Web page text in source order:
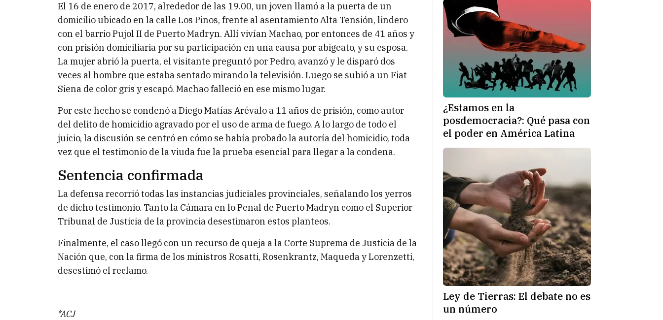
El 16 de enero de 2017, alrededor de las 19.00, un joven llamó a la puerta de un
domicilio ubicado en la calle Los Pinos, frente al asentamiento Alta Tensión, lindero
con el barrio Pujol II de Puerto Madryn. Allí vivían Machao, por entonces de 41 años y
con prisión domiciliaria por su participación en una causa por abigeato, y su esposa.
La mujer abrió la puerta, el visitante preguntó por Pedro, avanzó y le disparó dos
veces al hombre que estaba sentado mirando la televisión. Luego se subió a un Fiat
Siena de color gris y escapó. Machao falleció en ese mismo lugar.
Por este hecho se condenó a Diego Matías Arévalo a 11 años de prisión, como autor
del delito de homicidio agravado por el uso de arma de fuego. A lo largo de todo el
juicio, la discusión se centró en cómo se había probado la autoría del homicidio, toda
vez que el testimonio de la viuda fue la prueba esencial para llegar a la condena.
Sentencia confirmada
La defensa recorrió todas las instancias judiciales provinciales, señalando los yerros
de dicho testimonio. Tanto la Cámara en lo Penal de Puerto Madryn como el Superior
Tribunal de Justicia de la provincia desestimaron estos planteos.
Finalmente, el caso llegó con un recurso de queja a la Corte Suprema de Justicia de la
Nación que, con la firma de los ministros Rosatti, Rosenkrantz, Maqueda y Lorenzetti,
desestimó el reclamo.
*ACJ
¿Estamos en la
posdemocracia?: Qué pasa con
el poder en América Latina
Ley de Tierras: El debate no es
un número